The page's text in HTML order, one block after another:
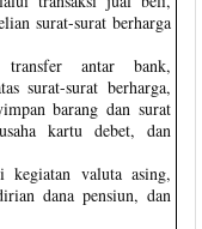
surat-surat berharga
transfer antar bank,
surat-surat berharga,
barang dan surat
kartu debet, dan
kegiatan valuta asing,
dana pensiun, dan